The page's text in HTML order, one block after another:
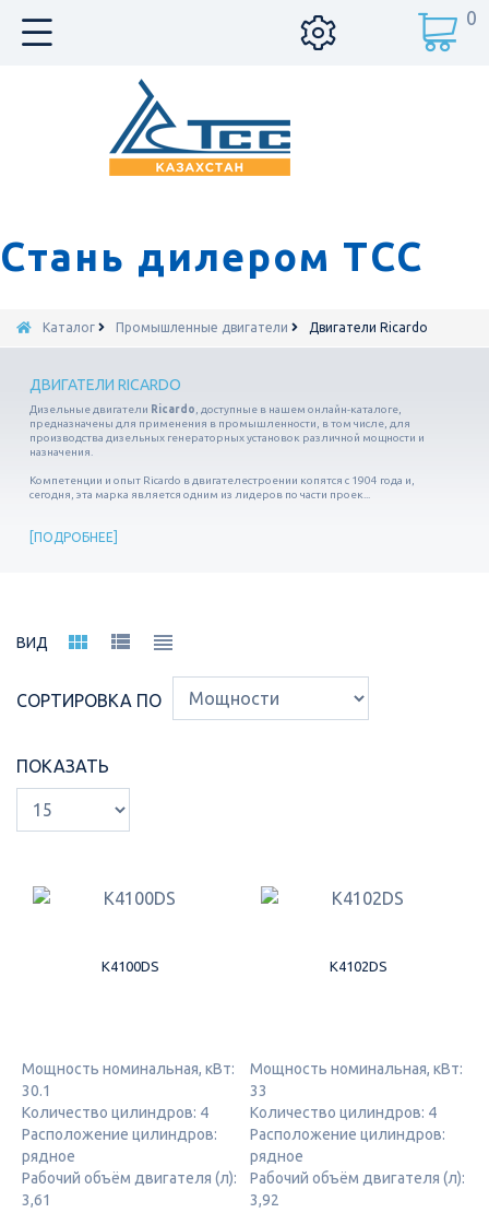
Стань дилером ТСС
0
Каталог Промышленные двигатели Двигатели Ricardo
ДВИГАТЕЛИ RICARDO
Дизельные двигатели Ricardo, доступные в нашем онлайн-каталоге,
предназначены для применения в промышленности, в том числе, для
производства дизельных генераторных установок различной мощности и
назначения.
Компетенции и опыт Ricardo в двигателестроении копятся с 1904 года и,
сегодня, эта марка является одним из лидеров по части проек...
ПОДРОБНЕЕ
ВИД
СОРТИРОВКА ПО
ПОКАЗАТЬ
K4100DS
Мощность номинальная, кВт:
30.1
Количество цилиндров: 4
Расположение цилиндров:
рядное
Рабочий объём двигателя (л):
3,61
K4102DS
Мощность номинальная, кВт:
33
Количество цилиндров: 4
Расположение цилиндров:
рядное
Рабочий объём двигателя (л):
3,92